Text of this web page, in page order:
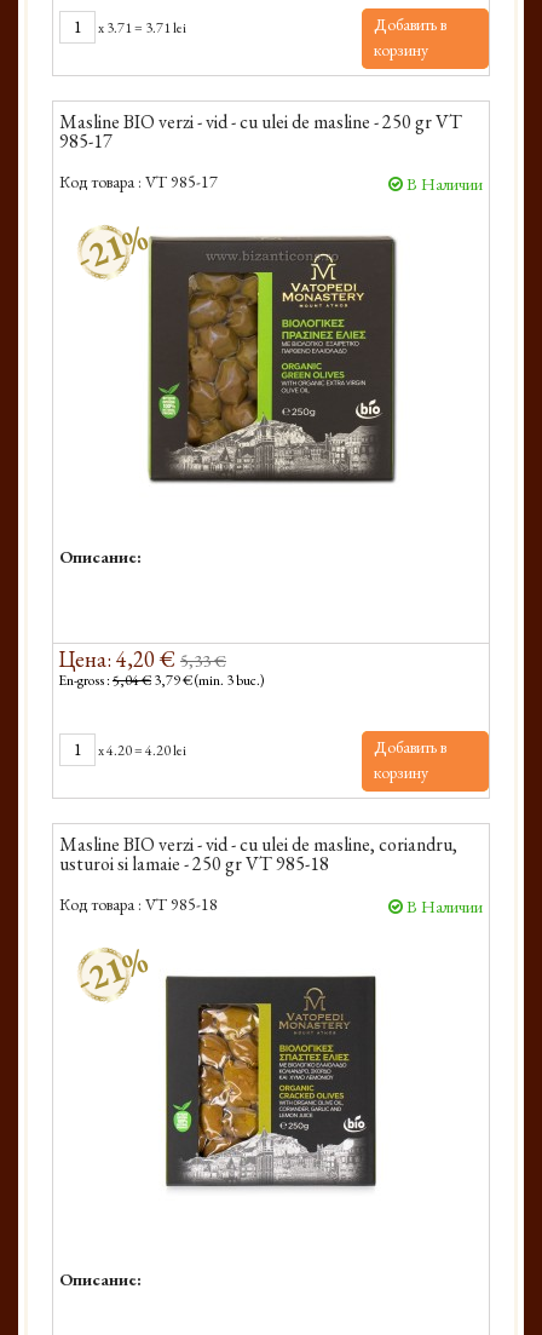
x3.71= 3.71 lei
Добавить в
корзину
Masline BIO verzi - vid - cu ulei de masline - 250 gr VT
985-17
Код товара : VT 985-17 В Наличии
-21%
Описание:
Цена: 4,20 € 5,33 €
En-gross :5,04 €3,79 € (min. 3 buc.)
x4.20=4.20 lei
Добавить в
корзину
Masline BIO verzi - vid - cu ulei de masline, coriandru,
usturoi si lamaie - 250 gr VT 985-18
Код товара : VT 985-18 В Наличии
-21%
Описание: